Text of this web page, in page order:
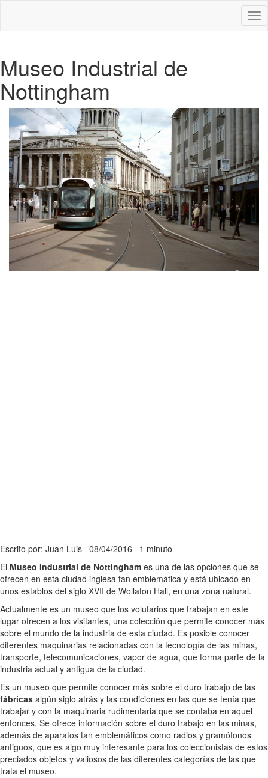
Museo Industrial de
Nottingham
Escrito por: Juan Luis 08/04/2016 1 minuto
El Museo Industrial de Nottingham es una de las opciones que se
ofrecen en esta ciudad inglesa tan emblemática y está ubicado en
unos establos del siglo XVII de Wollaton Hall, en una zona natural.
Actualmente es un museo que los volutarios que trabajan en este
lugar ofrecen a los visitantes, una colección que permite conocer más
sobre el mundo de la industria de esta ciudad. Es posible conocer
diferentes maquinarias relacionadas con la tecnología de las minas,
transporte, telecomunicaciones, vapor de agua, que forma parte de la
industria actual y antigua de la ciudad.
Es un museo que permite conocer más sobre el duro trabajo de las
fábricas algún siglo atrás y las condiciones en las que se tenía que
trabajar y con la maquinaria rudimentaria que se contaba en aquel
entonces. Se ofrece información sobre el duro trabajo en las minas,
además de aparatos tan emblemáticos como radios y gramófonos
antiguos, que es algo muy interesante para los coleccionistas de estos
preciados objetos y valiosos de las diferentes categorías de las que
trata el museo.